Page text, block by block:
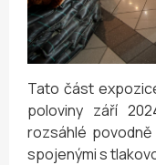
Tato část
poloviny září
rozsáhlé
spojenými s